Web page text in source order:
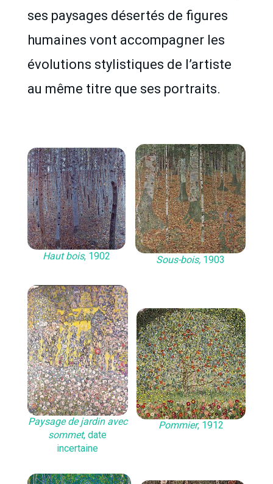
ses paysages désertés de figures
humaines vont accompagner les
évolutions stylistiques de l’artiste
au même titre que ses portraits.
Haut bois, 1902 Sous-bois,1903
Paysage de jardin avec
sommet, date
incertaine
Pommier, 1912